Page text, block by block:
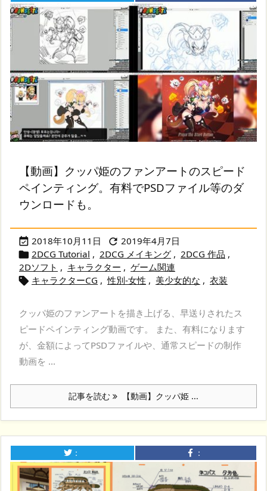
【動画】クッパ姫のファンアートのスピード
ペインティング。有料でPSDファイル等のダ
ウンロードも。
 2018年10月11日  2019年4月7日
 2DCG Tutorial , 2DCG メイキング , 2DCG 作品 ,
2Dソフト , キャラクター , ゲーム関連
 キャラクターCG , 性別-女性 , 美少女的な , 衣装
クッパ姫のファンアートを描き上げる、早送りされたス
ピードペインティング動画です。 また、有料になります
が、金額によってPSDファイルや、通常スピードの制作
動画を ...
記事を読む 【動画】クッパ姫 ...
： ：